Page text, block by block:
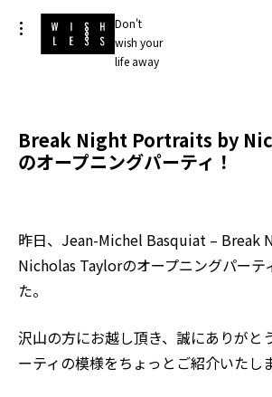
Skip
to
Don't
wish your
life away
toggle
open/close
sidebar
Break Night Portraits by
のオープニングパーティ！
昨日、 Jean-Michel Basquiat – Break
Nicholas Taylorのオープニングパーテ
た。
沢山の方にお越し頂き、誠にありがと
ーティの模様をちょっとご紹介いたし